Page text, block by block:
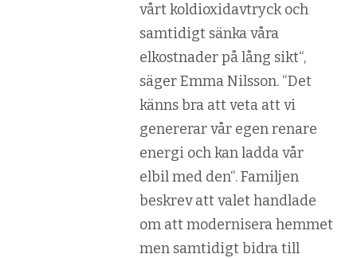
vårt koldioxidavtryck och
samtidigt sänka våra
elkostnader på lång sikt“,
säger Emma Nilsson. “Det
känns bra att veta att vi
genererar vår egen renare
energi och kan ladda vår
elbil med den“. Familjen
beskrev att valet handlade
om att modernisera hemmet
men samtidigt bidra till